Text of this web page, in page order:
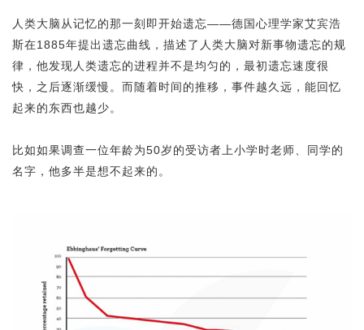
人类大脑从记忆的那一刻即开始遗忘——德国心理学家艾宾浩
斯在1885年提出遗忘曲线，描述了人类大脑对新事物遗忘的规
律，他发现人类遗忘的进程并不是均匀的，最初遗忘速度很
快，之后逐渐缓慢。而随着时间的推移，事件越久远，能回忆
起来的东西也越少。
比如如果调查一位年龄为50岁的受访者上小学时老师、同学的
名字，他多半是想不起来的。